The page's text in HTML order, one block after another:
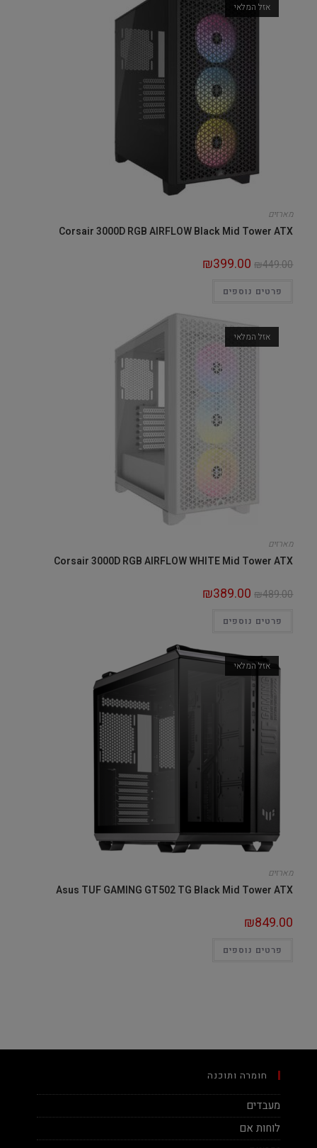
אזל המלאי
מארזים
Corsair 3000D RGB AIRFLOW Black Mid Tower ATX
₪449.00
₪399.00
פרטים נוספים
אזל המלאי
מארזים
Corsair 3000D RGB AIRFLOW WHITE Mid Tower ATX
₪489.00
₪389.00
פרטים נוספים
אזל המלאי
מארזים
Asus TUF GAMING GT502 TG Black Mid Tower ATX
₪849.00
פרטים נוספים
חומרה ותוכנה
מעבדים
לוחות אם